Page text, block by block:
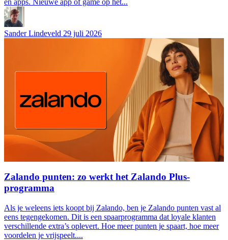
en apps. Nieuwe app of game op het...
Sander Lindeveld 29 juli 2026
Zalando punten: zo werkt het Zalando Plus-
programma
Als je weleens iets koopt bij Zalando, ben je Zalando punten vast al
eens tegengekomen. Dit is een spaarprogramma dat loyale klanten
verschillende extra’s oplevert. Hoe meer punten je spaart, hoe meer
voordelen je vrijspeelt....